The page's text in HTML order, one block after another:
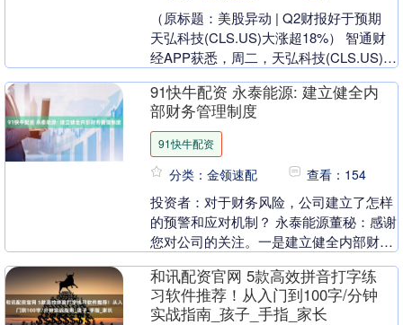
（原标题：美股异动 | Q2财报好于预期
天弘科技(CLS.US)大涨超18%） 智通财
经APP获悉，周二，天弘科技(CLS.US)大
91快牛配资 永泰能源: 建立健全内
部财务管理制度
91快牛配资
分类：金领速配 查看：154
投资者：对于财务风险，公司建立了怎样
的预警和应对机制？ 永泰能源董秘：感谢
您对公司的关注。一是建立健全内部财务
评价及优化，防....
和讯配资官网 5款高效拼音打字练
习软件推荐！从入门到100字/分钟
实战指南_孩子_手指_家长